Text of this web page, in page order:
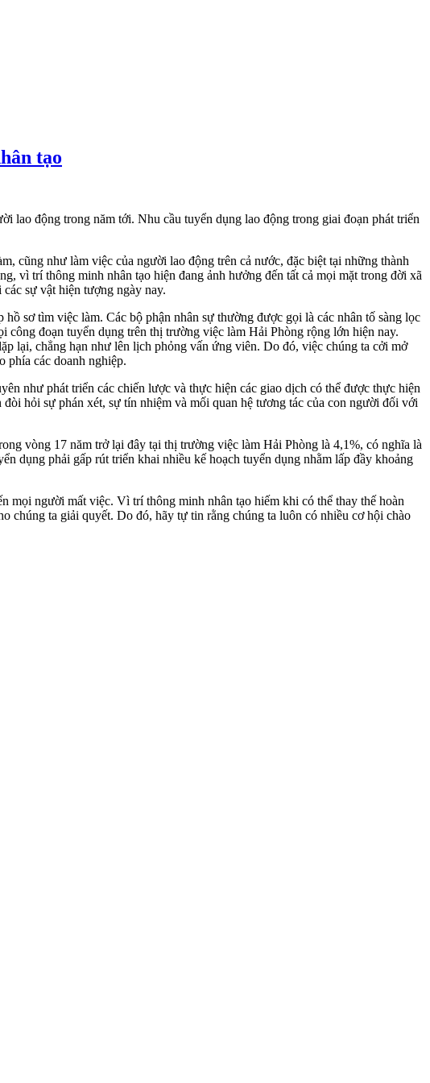
tạo
lao động trong năm tới. Nhu cầu tuyển dụng lao động trong giai đoạn phát triển
cũng như làm việc của người lao động trên cả nước, đặc biệt tại những thành
vì trí thông minh nhân tạo hiện đang ảnh hưởng đến tất cả mọi mặt trong đời xã
sự vật hiện tượng ngày nay.
sơ tìm việc làm. Các bộ phận nhân sự thường được gọi là các nhân tố sàng lọc
công đoạn tuyển dụng trên thị trường việc làm Hải Phòng rộng lớn hiện nay.
lại, chẳng hạn như lên lịch phỏng vấn ứng viên. Do đó, việc chúng ta cởi mở
phía các doanh nghiệp.
như phát triển các chiến lược và thực hiện các giao dịch có thể được thực hiện
hỏi sự phán xét, sự tín nhiệm và mối quan hệ tương tác của con người đối với
vòng 17 năm trở lại đây tại thị trường việc làm Hải Phòng là 4,1%, có nghĩa là
dụng phải gấp rút triển khai nhiều kế hoạch tuyển dụng nhằm lấp đầy khoảng
mọi người mất việc. Vì trí thông minh nhân tạo hiếm khi có thể thay thế hoàn
chúng ta giải quyết. Do đó, hãy tự tin rằng chúng ta luôn có nhiều cơ hội chào